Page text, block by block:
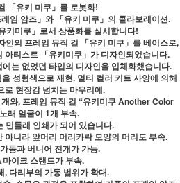
「유키 미쿠」를 로봇화!
임 암즈」와 「유키 미쿠」의 콜라보레이션.
키미쿠」로서 상품화를 실시합니다!
인의 프레임 뮤직 걸 「유키 미쿠」를 베이스로,
아티스트 「유키미쿠」가 디자인되었습니다.
는 없었던 타입의 디자인을 입체화했습니다.
성형색으로 재현. 멀티 컬러 키트 사양에 의해
로 현장감 넘치는 마무리에.
와, 프레임 뮤직·걸 “유키미쿠 Another Color
래 얼굴이 1개 부속.
민들레 인쇄가 되어 있습니다.
니라 앞머리 머리카락 모양의 머리도 부속.
동과 버니어 전개가 가능.
이크 스탠드가 부속.
, 다리부의 가동 범위가 확대.